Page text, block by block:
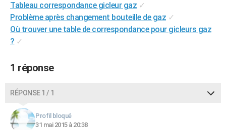
BONS PLANS
CARTE DE VOEUX
Dictionnaire
Biographies
Citations
Expressions
Proverbes
PROGRAMME TV
COPAINS D'AVANT
S'inscrire
Se connecter
Lycées
Collèges
Primaires
Universités
Entreprises
Service militaire
Avis de recherche
AVIS DE DÉCÈS
Tableau correspondance gicleur gaz ✓
Problème après changement bouteille de gaz ✓
Où trouver une table de correspondance pour gicleurs gaz
? ✓
1 réponse
RÉPONSE 1 / 1
Profil bloqué
31 mai 2015 à 20:38